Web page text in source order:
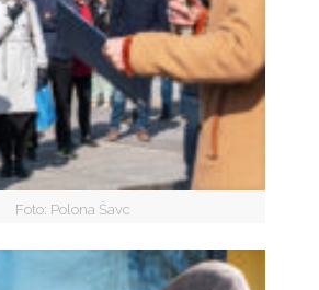
Foto: Polona Šavc